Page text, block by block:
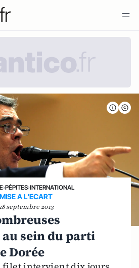
›PÉPITES›INTERNATIONAL
MISE A L'ECART
septembre 2013
sein du parti
Dorée